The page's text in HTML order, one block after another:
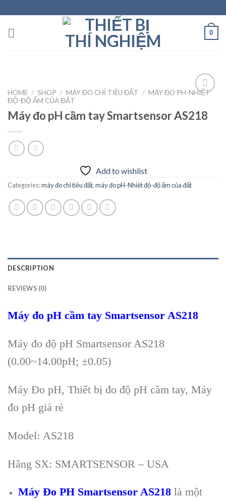
to
content
0
Add to
HOME / SHOP / MÁY ĐO CHỈ TIÊU ĐẤT / MÁY ĐO PH-NHIỆT
ĐỘ-ĐỘ ẨM CỦA ĐẤT
Máy đo pH cầm tay Smartsensor AS218
Add to wishlist
Categories:máy đo chỉ tiêu đất,máy đo pH-Nhiệt độ-độ ẩm của đất
DESCRIPTION
REVIEWS (0)
Máy đo pH cầm tay Smartsensor AS218
Máy đo độ pH Smartsensor AS218
(0.00~14.00pH; ±0.05)
Máy Đo pH, Thiết bị đo độ pH cầm tay, Máy
đo pH giá rẻ
Model: AS218
Hãng SX: SMARTSENSOR – USA
Máy Đo PH Smartsensor AS218là một